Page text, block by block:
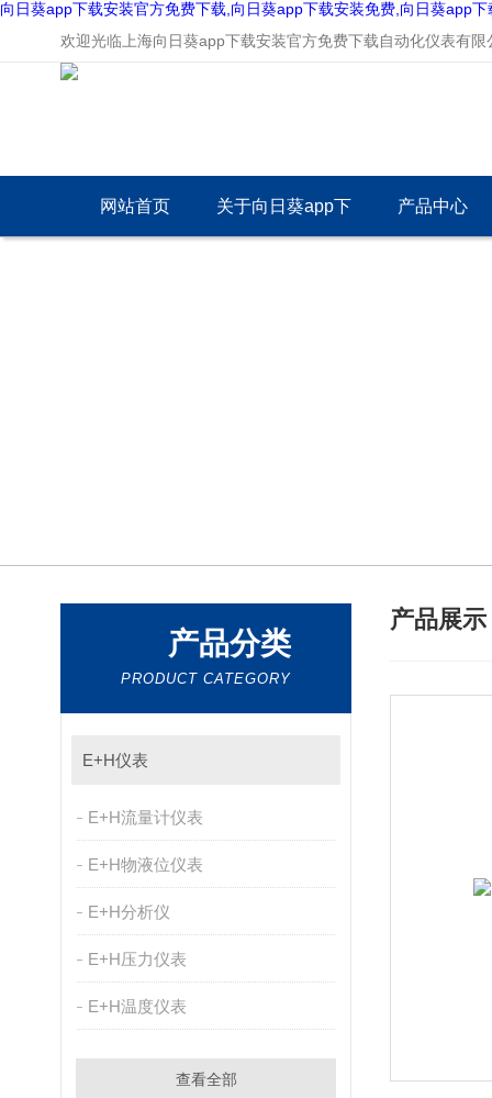
向日葵app下载安装官方免费下载,向日葵app下载安装免费,向日葵app
欢迎光临上海向日葵app下载安装官方免费下载自动化仪表有限公
网站首页 关于向日葵app下 产品中心
产品分类
PRODUCT CATEGORY
E+H仪表
E+H流量计仪表
E+H物液位仪表
E+H分析仪
E+H压力仪表
E+H温度仪表
查看全部
产品展示